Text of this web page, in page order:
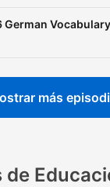
German
más